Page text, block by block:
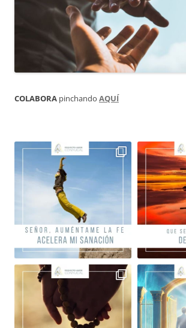
COLABORA pinchando AQUÍ